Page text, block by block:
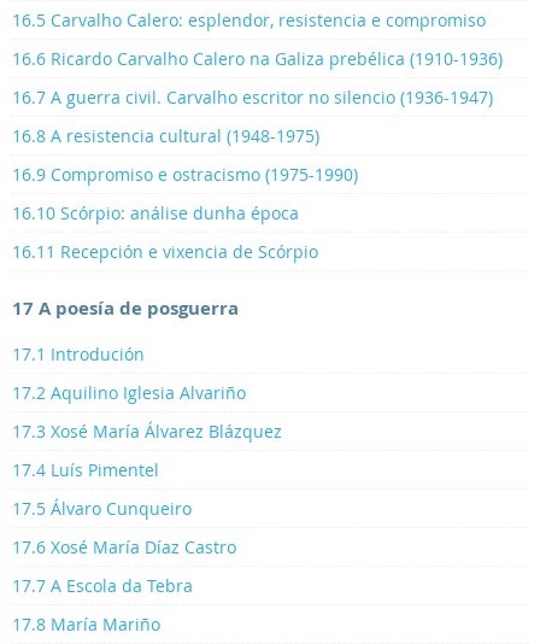
16.5 Carvalho Calero: esplendor, resistencia e compromiso
16.6 Ricardo Carvalho Calero na Galiza prebélica (1910-1936)
16.7 A guerra civil. Carvalho escritor no silencio (1936-1947)
16.8 A resistencia cultural (1948-1975)
16.9 Compromiso e ostracismo (1975-1990)
16.10 Scórpio: análise dunha época
16.11 Recepción e vixencia de Scórpio
17 A poesía de posguerra
17.1 Introdución
17.2 Aquilino Iglesia Alvariño
17.3 Xosé María Álvarez Blázquez
17.4 Luís Pimentel
17.5 Álvaro Cunqueiro
17.6 Xosé María Díaz Castro
17.7 A Escola da Tebra
17.8 María Mariño